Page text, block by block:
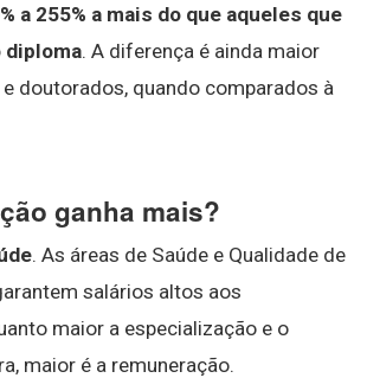
a 255% a mais do que aqueles que
diploma. A diferença é ainda maior
doutorados, quando comparados à
ganha mais?
. As áreas de Saúde e Qualidade de
salários altos aos
maior a especialização e o
maior é a remuneração.